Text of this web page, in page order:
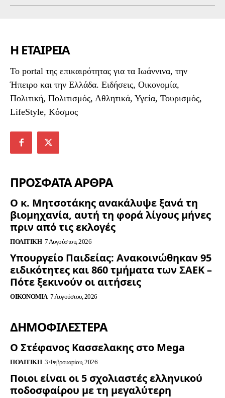
Η ΕΤΑΙΡΕΙΑ
To portal της επικαιρότητας για τα Ιωάννινα, την
Ήπειρο και την Ελλάδα. Ειδήσεις, Οικονομία,
Πολιτική, Πολιτισμός, Αθλητικά, Υγεία, Τουρισμός,
LifeStyle, Κόσμος
ΠΡΟΣΦΑΤΑ ΑΡΘΡΑ
Ο κ. Μητσοτάκης ανακάλυψε ξανά τη
βιομηχανία, αυτή τη φορά λίγους μήνες
πριν από τις εκλογές
ΠΟΛΙΤΙΚΉ 7 Αυγούστου, 2026
Υπουργείο Παιδείας: Ανακοινώθηκαν 95
ειδικότητες και 860 τμήματα των ΣΑΕΚ –
Πότε ξεκινούν οι αιτήσεις
ΟΙΚΟΝΟΜΊΑ 7 Αυγούστου, 2026
ΔΗΜΟΦΙΛΈΣΤΕΡΑ
Ο Στέφανος Κασσελακης στο Mega
ΠΟΛΙΤΙΚΉ 3 Φεβρουαρίου, 2026
Ποιοι είναι οι 5 σχολιαστές ελληνικού
ποδοσφαίρου με τη μεγαλύτερη